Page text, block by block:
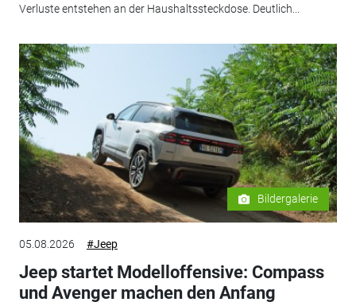
Verluste entstehen an der Haushaltssteckdose. Deutlich...
Bildergalerie
05.08.2026 #Jeep
Jeep startet Modelloffensive: Compass
und Avenger machen den Anfang